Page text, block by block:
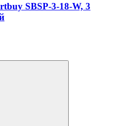
SBSP-3-18-W, 3